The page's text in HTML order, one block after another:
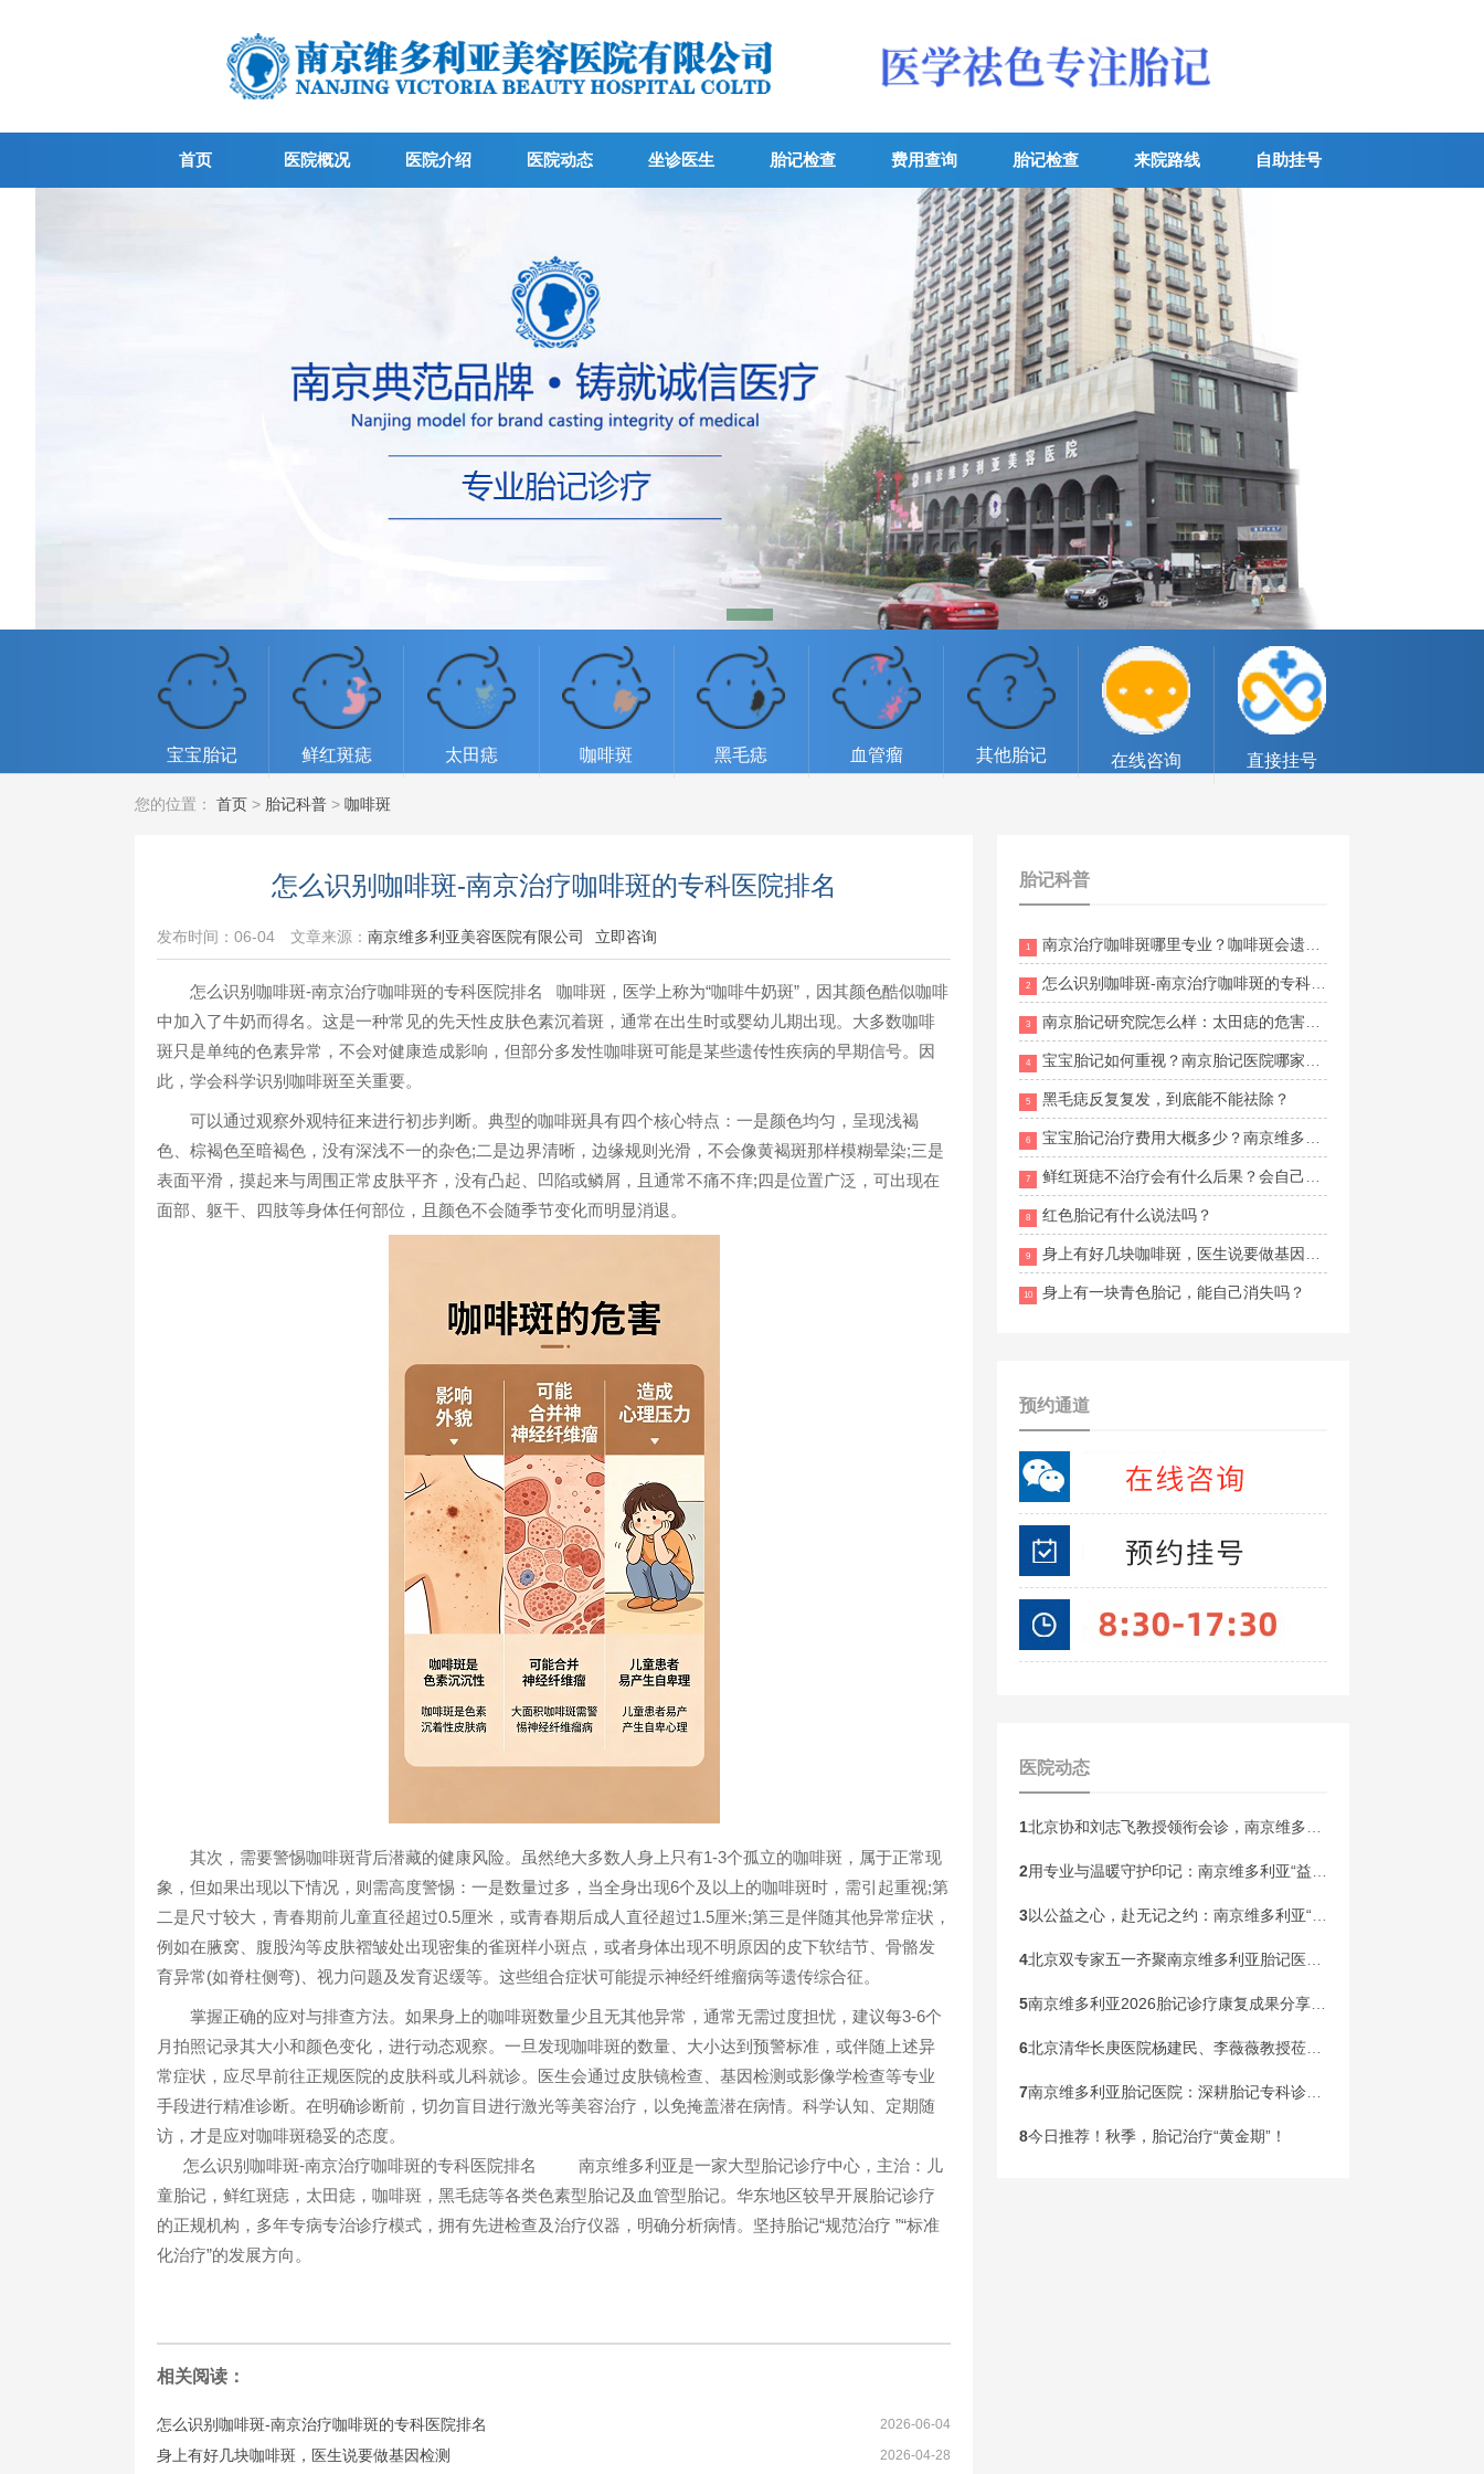
首页 医院概况 医院介绍 医院动态 坐诊医生 胎记检查 费用查询 胎记检查 来院路线 自助挂号
1
宝宝胎记 鲜红斑痣 太田痣 咖啡斑 黑毛痣 血管瘤 其他胎记 在线咨询 直接挂号
您的位置： 首页 > 胎记科普 > 咖啡斑
怎么识别咖啡斑-南京治疗咖啡斑的专科医院排名
发布时间：06-04 文章来源： 南京维多利亚美容医院有限公司 立即咨询
怎么识别咖啡斑-南京治疗咖啡斑的专科医院排名 咖啡斑，医学上称为“咖啡牛奶斑”，因其颜色酷似咖啡
中加入了牛奶而得名。这是一种常见的先天性皮肤色素沉着斑，通常在出生时或婴幼儿期出现。大多数咖啡
斑只是单纯的色素异常，不会对健康造成影响，但部分多发性咖啡斑可能是某些遗传性疾病的早期信号。因
此，学会科学识别咖啡斑至关重要。
可以通过观察外观特征来进行初步判断。典型的咖啡斑具有四个核心特点：一是颜色均匀，呈现浅褐
色、棕褐色至暗褐色，没有深浅不一的杂色;二是边界清晰，边缘规则光滑，不会像黄褐斑那样模糊晕染;三是
表面平滑，摸起来与周围正常皮肤平齐，没有凸起、凹陷或鳞屑，且通常不痛不痒;四是位置广泛，可出现在
面部、躯干、四肢等身体任何部位，且颜色不会随季节变化而明显消退。
其次，需要警惕咖啡斑背后潜藏的健康风险。虽然绝大多数人身上只有1-3个孤立的咖啡斑，属于正常现
象，但如果出现以下情况，则需高度警惕：一是数量过多，当全身出现6个及以上的咖啡斑时，需引起重视;第
二是尺寸较大，青春期前儿童直径超过0.5厘米，或青春期后成人直径超过1.5厘米;第三是伴随其他异常症状，
例如在腋窝、腹股沟等皮肤褶皱处出现密集的雀斑样小斑点，或者身体出现不明原因的皮下软结节、骨骼发
育异常(如脊柱侧弯)、视力问题及发育迟缓等。这些组合症状可能提示神经纤维瘤病等遗传综合征。
掌握正确的应对与排查方法。如果身上的咖啡斑数量少且无其他异常，通常无需过度担忧，建议每3-6个
月拍照记录其大小和颜色变化，进行动态观察。一旦发现咖啡斑的数量、大小达到预警标准，或伴随上述异
常症状，应尽早前往正规医院的皮肤科或儿科就诊。医生会通过皮肤镜检查、基因检测或影像学检查等专业
手段进行精准诊断。在明确诊断前，切勿盲目进行激光等美容治疗，以免掩盖潜在病情。科学认知、定期随
访，才是应对咖啡斑稳妥的态度。
怎么识别咖啡斑-南京治疗咖啡斑的专科医院排名 南京维多利亚是一家大型胎记诊疗中心，主治：儿
童胎记，鲜红斑痣，太田痣，咖啡斑，黑毛痣等各类色素型胎记及血管型胎记。华东地区较早开展胎记诊疗
的正规机构，多年专病专治诊疗模式，拥有先进检查及治疗仪器，明确分析病情。坚持胎记“规范治疗 ”“标准
化治疗”的发展方向。
相关阅读：
怎么识别咖啡斑-南京治疗咖啡斑的专科医院排名 2026-06-04
身上有好几块咖啡斑，医生说要做基因检测 2026-04-28
胎记科普
1 南京治疗咖啡斑哪里专业？咖啡斑会遗传给下一代吗？
2 怎么识别咖啡斑-南京治疗咖啡斑的专科医院排名
3 南京胎记研究院怎么样：太田痣的危害概述
4 宝宝胎记如何重视？南京胎记医院哪家好一点？
5 黑毛痣反复复发，到底能不能祛除？
6 宝宝胎记治疗费用大概多少？南京维多利亚胎记诊疗怎么样？
7 鲜红斑痣不治疗会有什么后果？会自己消除吗？
8 红色胎记有什么说法吗？
9 身上有好几块咖啡斑，医生说要做基因检测
10 身上有一块青色胎记，能自己消失吗？
预约通道
医院动态
1北京协和刘志飞教授领衔会诊，南京维多利亚胎记开启“无记童年·胎记血管瘤公益祛记”健康行动！
2用专业与温暖守护印记：南京维多利亚“益心护航”胎记患者皮肤健康关爱计划即将启动
3以公益之心，赴无记之约：南京维多利亚“无记人生”胎记精准诊疗帮扶计划本周末启动！
4北京双专家五一齐聚南京维多利亚胎记医院！开展京宁专家联合会诊
5南京维多利亚2026胎记诊疗康复成果分享会，共同见证康复新生
6北京清华长庚医院杨建民、李薇薇教授莅临南京维多利亚，国庆黄金周盛大开启胎记专病联合会诊！
7南京维多利亚胎记医院：深耕胎记专科诊疗，构建全龄健康管理新范式
8今日推荐！秋季，胎记治疗“黄金期”！